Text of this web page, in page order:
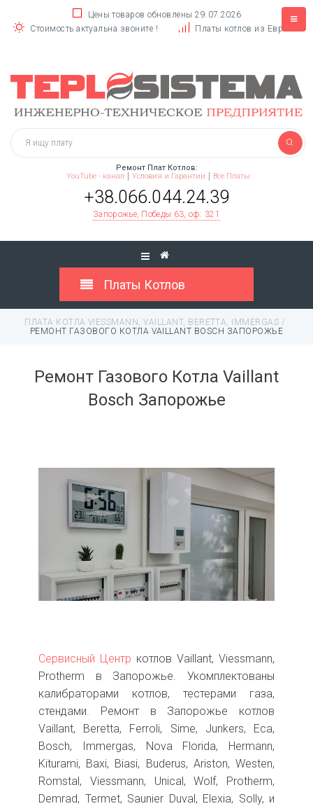
Цены товаров обновлены 29.07.2026
Стоимость актуальна звоните !
Платы котлов из Европы
Ремонт Плат Котлов:
YouTube - канал
Условия и Гарантии Все Платы
+38.066.044.24.39
Запорожье, Победы 63, оф: 321
Платы Котлов
ПЛАТА КОТЛА VIESSMANN, VAILLANT, BERETTA, IMMERGAS /
РЕМОНТ ГАЗОВОГО КОТЛА VAILLANT BOSCH ЗАПОРОЖЬЕ
Ремонт Газового Котла Vaillant
Bosch Запорожье
Сервисный Центр котлов Vaillant, Viessmann,
Protherm в Запорожье. Укомплектованы
калибраторами котлов, тестерами газа,
стендами. Ремонт в Запорожье котлов
Vaillant, Beretta, Ferroli, Sime, Junkers, Eca,
Bosch, Immergas, Nova Florida, Hermann,
Kiturami, Baxi, Biasi, Buderus, Ariston, Westen,
Romstal, Viessmann, Unical, Wolf, Protherm,
Demrad, Termet, Saunier Duval, Elexia, Solly, и